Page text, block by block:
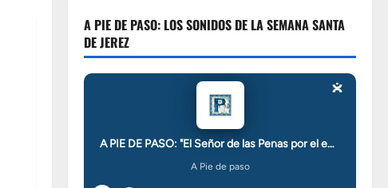
A PIE DE PASO: LOS SONIDOS DE LA SEMANA SANTA
DE JEREZ